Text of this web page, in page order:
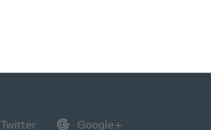
Twitter
Google+